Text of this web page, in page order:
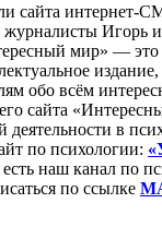
сайта интернет-
Игорь
мир» — это
издание,
обо всём
сайта
деятельности в
по психологии:
наш канал по
по ссылке